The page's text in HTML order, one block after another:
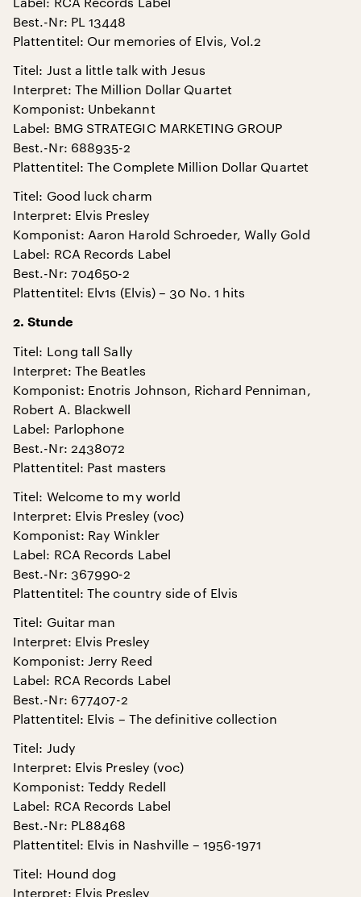
Best.-Nr: PL 13448
Plattentitel: Our memories of Elvis, Vol.2
Titel: Just a little talk with Jesus
Interpret: The Million Dollar Quartet
Komponist: Unbekannt
Label: BMG STRATEGIC MARKETING GROUP
Best.-Nr: 688935-2
Plattentitel: The Complete Million Dollar Quartet
Titel: Good luck charm
Interpret: Elvis Presley
Komponist: Aaron Harold Schroeder, Wally Gold
Label: RCA Records Label
Best.-Nr: 704650-2
Plattentitel: Elv1s (Elvis) – 30 No. 1 hits
2. Stunde
Titel: Long tall Sally
Interpret: The Beatles
Komponist: Enotris Johnson, Richard Penniman,
Robert A. Blackwell
Label: Parlophone
Best.-Nr: 2438072
Plattentitel: Past masters
Titel: Welcome to my world
Interpret: Elvis Presley (voc)
Komponist: Ray Winkler
Label: RCA Records Label
Best.-Nr: 367990-2
Plattentitel: The country side of Elvis
Titel: Guitar man
Interpret: Elvis Presley
Komponist: Jerry Reed
Label: RCA Records Label
Best.-Nr: 677407-2
Plattentitel: Elvis – The definitive collection
Titel: Judy
Interpret: Elvis Presley (voc)
Komponist: Teddy Redell
Label: RCA Records Label
Best.-Nr: PL88468
Plattentitel: Elvis in Nashville – 1956-1971
Titel: Hound dog
Interpret: Elvis Presley